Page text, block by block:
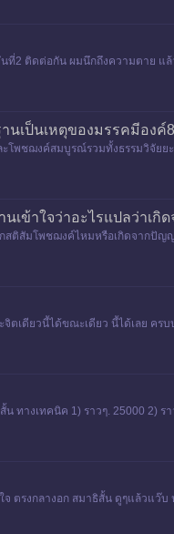
2 ติดต่อกัน ผมนึกถึงความตาย แล้
นเป็นเหตุของมรรคมีอง
พชฌงค์สมบูรณ์รวมทั้งธรรมวิจัยย
เข้าใจว่าอะไรแปลว่าเกิ
สติสัมโพชฌงค์ไหมหรือเกิดจากปั
เดียวนี้ได้ขณะเดียว นี้ได้เลย คร
างเทคนิค 1) ราวๆ. 25000 2) รา
รงกลางอก สมาธิสั้น ดูๆแล้วแว๊บ